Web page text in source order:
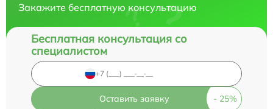
Закажите бесплатную консультацию
Бесплатная консультация со
специалистом
Оставить заявку